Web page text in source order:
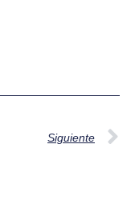
Siguiente